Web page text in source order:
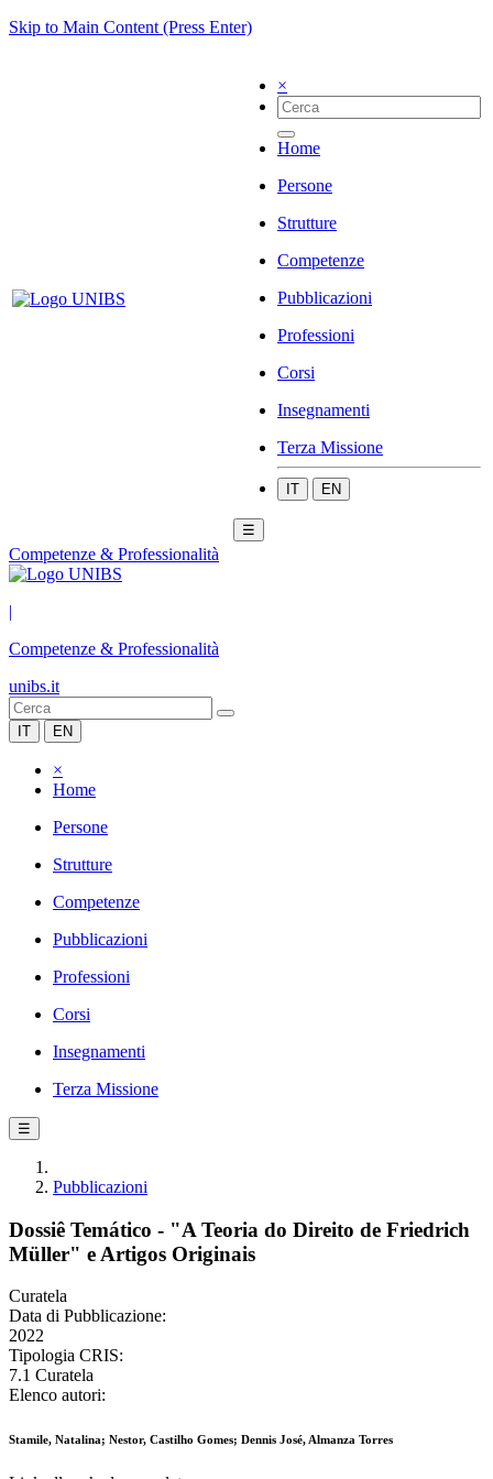
Skip to Main Content (Press Enter)
×
Home
Persone
Strutture
Competenze
Pubblicazioni
Professioni
Corsi
Insegnamenti
Terza Missione
IT EN
☰
Competenze & Professionalità
|
Competenze & Professionalità
unibs.it
IT EN
×
Home
Persone
Strutture
Competenze
Pubblicazioni
Professioni
Corsi
Insegnamenti
Terza Missione
☰
Pubblicazioni
Dossiê Temático - "A Teoria do Direito de Friedrich
Müller" e Artigos Originais
Curatela
Data di Pubblicazione:
2022
Tipologia CRIS:
7.1 Curatela
Elenco autori:
Stamile, Natalina; Nestor, Castilho Gomes; Dennis José, Almanza Torres